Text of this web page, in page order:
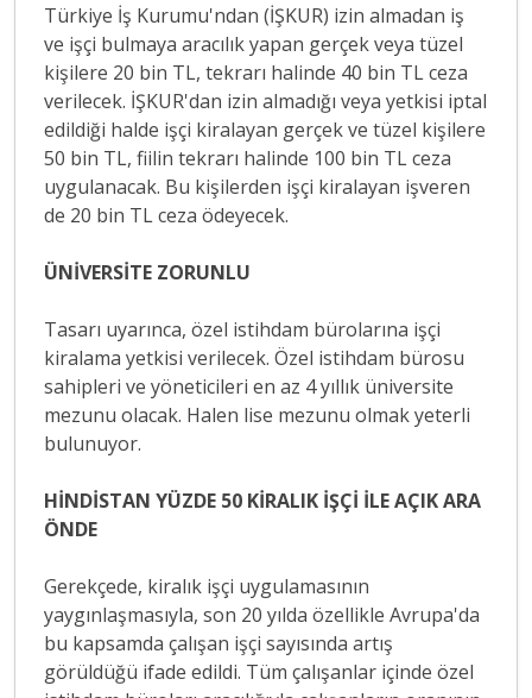
Türkiye İş Kurumu'ndan (İŞKUR) izin almadan iş
ve işçi bulmaya aracılık yapan gerçek veya tüzel
kişilere 20 bin TL, tekrarı halinde 40 bin TL ceza
verilecek. İŞKUR'dan izin almadığı veya yetkisi iptal
edildiği halde işçi kiralayan gerçek ve tüzel kişilere
50 bin TL, fiilin tekrarı halinde 100 bin TL ceza
uygulanacak. Bu kişilerden işçi kiralayan işveren
de 20 bin TL ceza ödeyecek.
ÜNİVERSİTE ZORUNLU
Tasarı uyarınca, özel istihdam bürolarına işçi
kiralama yetkisi verilecek. Özel istihdam bürosu
sahipleri ve yöneticileri en az 4 yıllık üniversite
mezunu olacak. Halen lise mezunu olmak yeterli
bulunuyor.
HİNDİSTAN YÜZDE 50 KİRALIK İŞÇİ İLE AÇIK ARA
ÖNDE
Gerekçede, kiralık işçi uygulamasının
yaygınlaşmasıyla, son 20 yılda özellikle Avrupa'da
bu kapsamda çalışan işçi sayısında artış
görüldüğü ifade edildi. Tüm çalışanlar içinde özel